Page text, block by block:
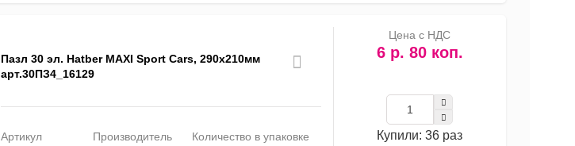
Пазл 30 эл. Hatber MAXI Sport Cars, 290х210мм
арт.30ПЗ4_16129
Артикул
Производитель
Количество в упаковке
Цена с НДС
6 р. 80 коп.
Купили: 36 раз